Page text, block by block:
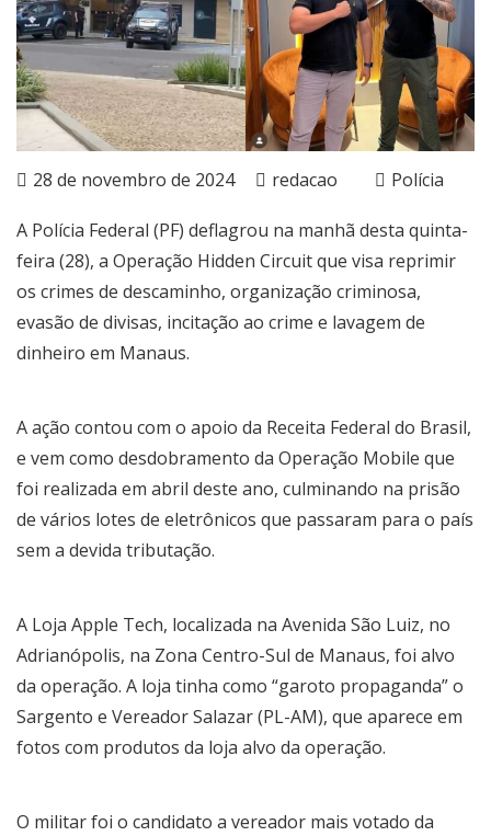
28 de novembro de 2024 redacao Polícia
A Polícia Federal (PF) deflagrou na manhã desta quinta-
feira (28), a Operação Hidden Circuit que visa reprimir
os crimes de descaminho, organização criminosa,
evasão de divisas, incitação ao crime e lavagem de
dinheiro em Manaus.
A ação contou com o apoio da Receita Federal do Brasil,
e vem como desdobramento da Operação Mobile que
foi realizada em abril deste ano, culminando na prisão
de vários lotes de eletrônicos que passaram para o país
sem a devida tributação.
A Loja Apple Tech, localizada na Avenida São Luiz, no
Adrianópolis, na Zona Centro-Sul de Manaus, foi alvo
da operação. A loja tinha como “garoto propaganda” o
Sargento e Vereador Salazar (PL-AM), que aparece em
fotos com produtos da loja alvo da operação.
O militar foi o candidato a vereador mais votado da